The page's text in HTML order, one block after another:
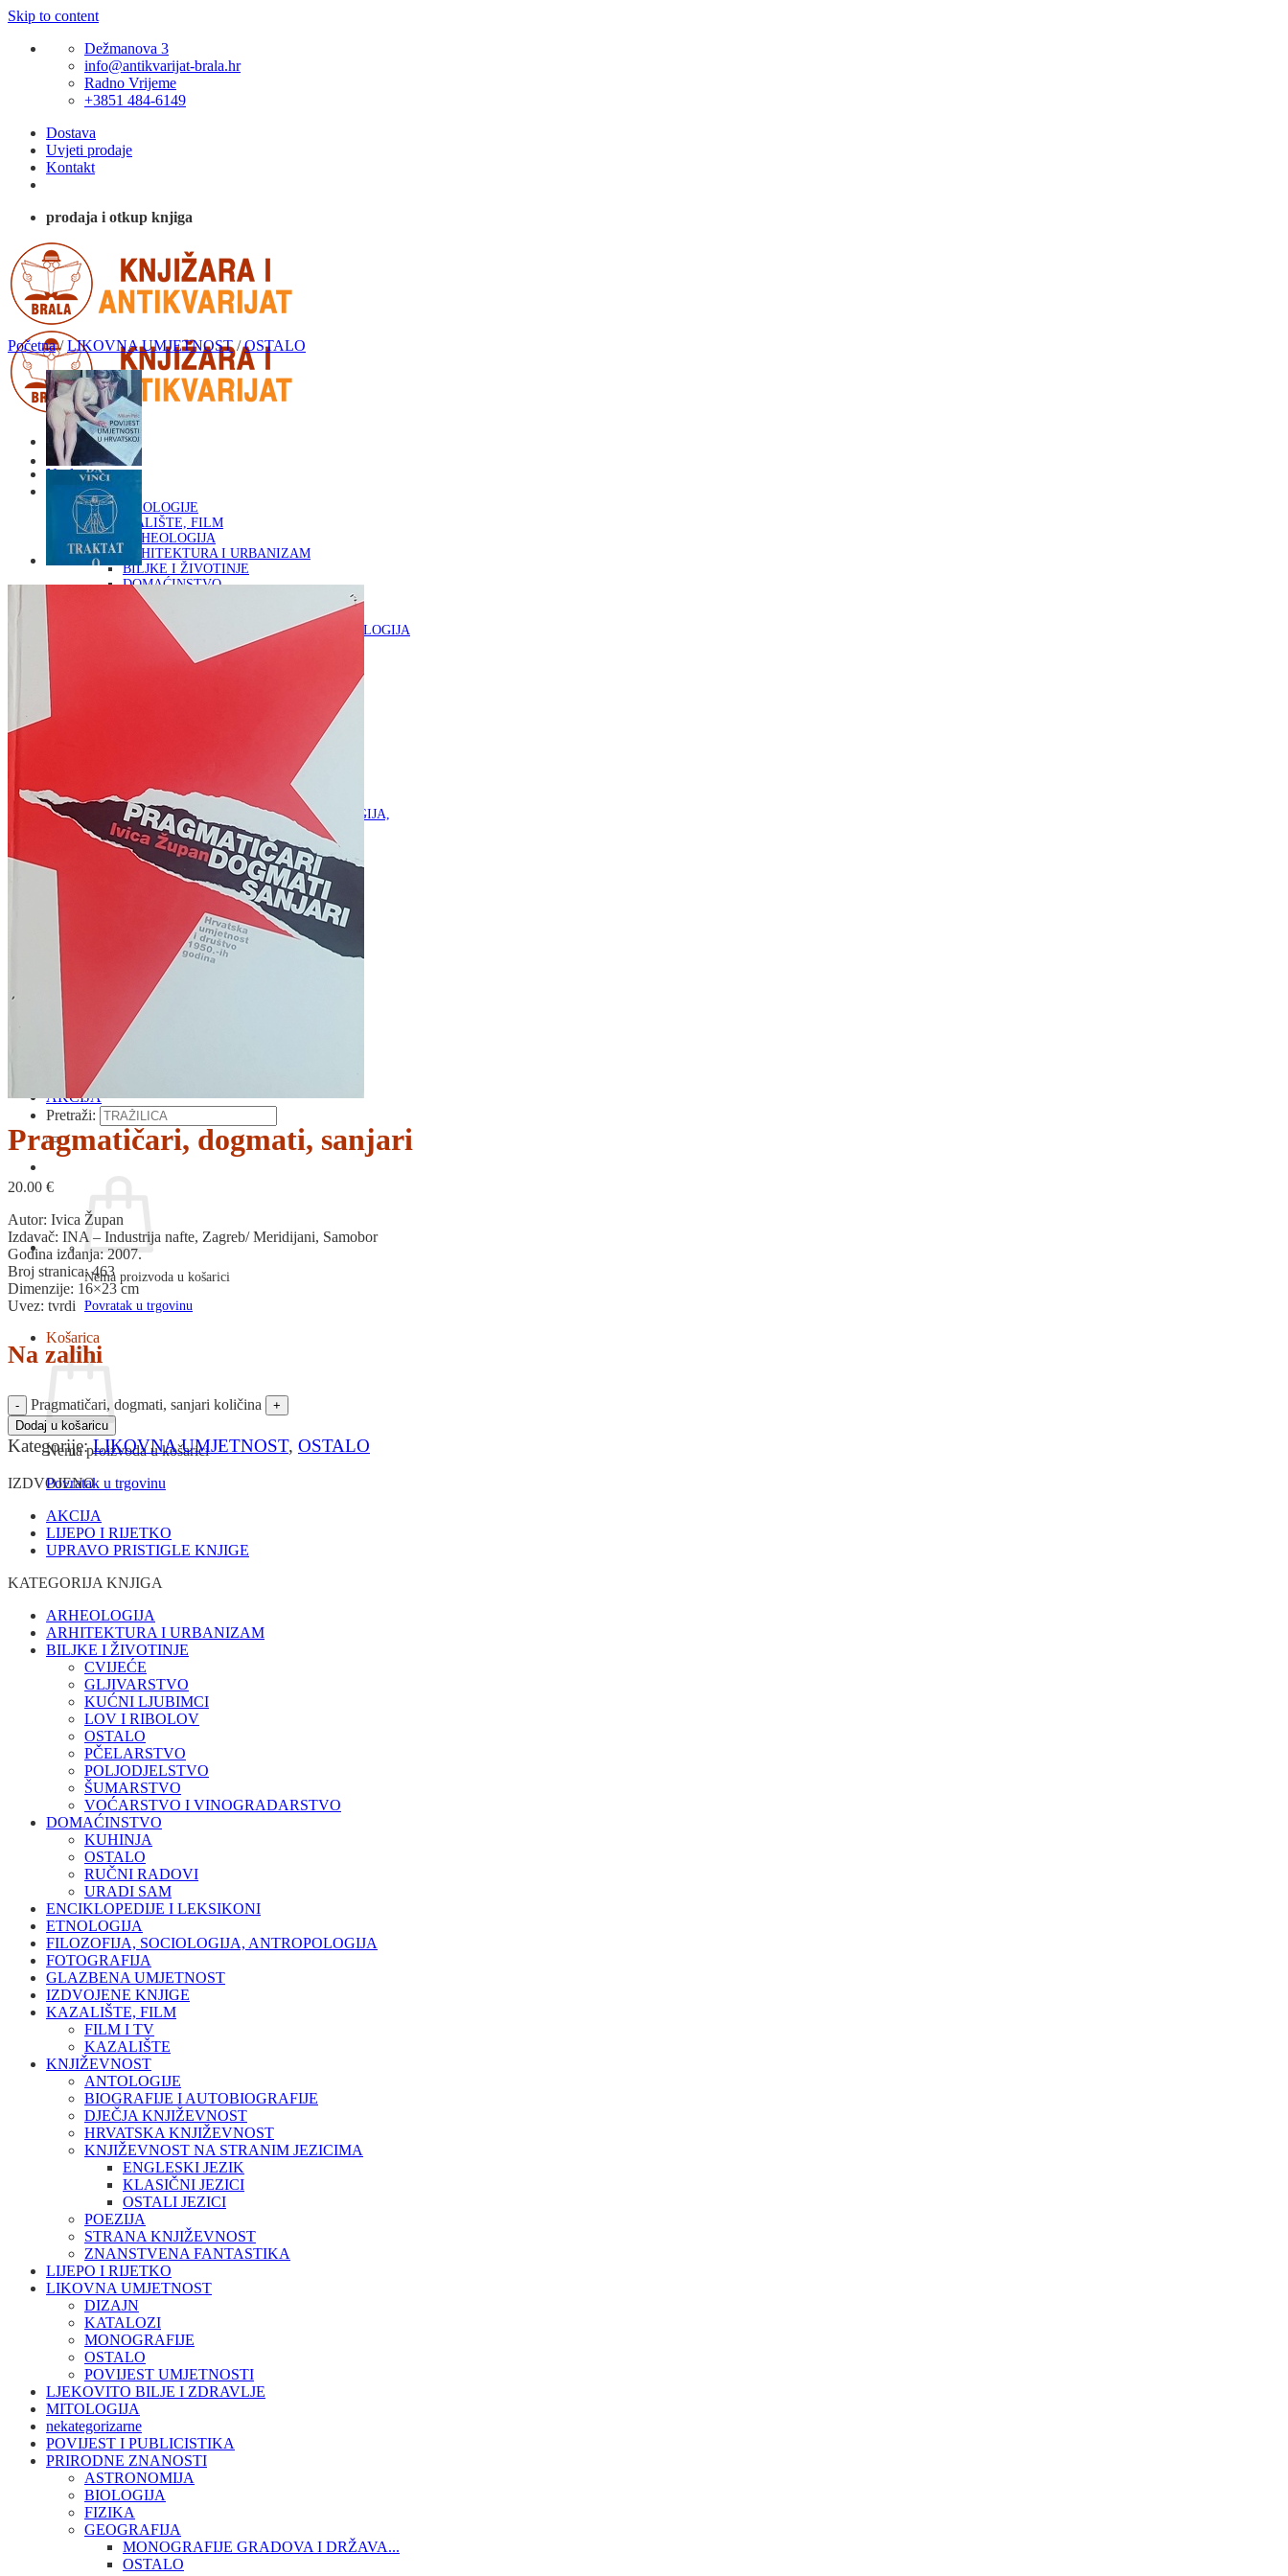
Skip to content
Dežmanova 3
info@antikvarijat-brala.hr
Radno Vrijeme
+3851 484-6149
Dostava
Uvjeti prodaje
Kontakt
prodaja i otkup knjiga
Naslovna
KNJIGE
OD ARHEOLOGIJE
DO KAZALIŠTE, FILM
ARHEOLOGIJA
ARHITEKTURA I URBANIZAM
BILJKE I ŽIVOTINJE
DOMAĆINSTVO
ENCIKLOPEDIJE I LEKSIKONI
ETNOLOGIJA
FILOZOFIJA, SOCIOLOGIJA, ANTROPOLOGIJA
FOTOGRAFIJA
GLAZBENA UMJETNOST
LJEKOVITO BILJE I ZDRAVLJE
POVIJEST I PUBLICISTIKA
PRIRODNE ZNANOSTI
PSIHOLOGIJA, POPULARNA PSIHOLOGIJA,
ALTERNATIVA
RAZNO
RELIGIJA
OD RJEČNIKA
RJEČNICI, GRAMATIKE, PRAVOPISI…
STRIPOVI
TEHNIČKE ZNANOSTI
TEORIJA I POVIJEST KNJIŽEVNOSTI
VEDUTE
ZAGREB
ZEMLJOVIDI
Otkup knjiga
O nama
Novosti
AKCIJA
Pretraži:
Nema proizvoda u košarici
Povratak u trgovinu
Košarica
Nema proizvoda u košarici
Povratak u trgovinu
Početna / LIKOVNA UMJETNOST / OSTALO
Pragmatičari, dogmati, sanjari
20.00 €
Autor: Ivica Župan
Izdavač: INA – Industrija nafte, Zagreb/ Meridijani, Samobor
Godina izdanja: 2007.
Broj stranica: 463
Dimenzije: 16×23 cm
Uvez: tvrdi
Na zalihi
Pragmatičari, dogmati, sanjari količina
Dodaj u košaricu
Kategorije:LIKOVNA UMJETNOST, OSTALO
IZDVOJENO
AKCIJA
LIJEPO I RIJETKO
UPRAVO PRISTIGLE KNJIGE
KATEGORIJA KNJIGA
ARHEOLOGIJA
ARHITEKTURA I URBANIZAM
BILJKE I ŽIVOTINJE
CVIJEĆE
GLJIVARSTVO
KUĆNI LJUBIMCI
LOV I RIBOLOV
OSTALO
PČELARSTVO
POLJODJELSTVO
ŠUMARSTVO
VOĆARSTVO I VINOGRADARSTVO
DOMAĆINSTVO
KUHINJA
OSTALO
RUČNI RADOVI
URADI SAM
ENCIKLOPEDIJE I LEKSIKONI
ETNOLOGIJA
FILOZOFIJA, SOCIOLOGIJA, ANTROPOLOGIJA
FOTOGRAFIJA
GLAZBENA UMJETNOST
IZDVOJENE KNJIGE
KAZALIŠTE, FILM
FILM I TV
KAZALIŠTE
KNJIŽEVNOST
ANTOLOGIJE
BIOGRAFIJE I AUTOBIOGRAFIJE
DJEČJA KNJIŽEVNOST
HRVATSKA KNJIŽEVNOST
KNJIŽEVNOST NA STRANIM JEZICIMA
ENGLESKI JEZIK
KLASIČNI JEZICI
OSTALI JEZICI
POEZIJA
STRANA KNJIŽEVNOST
ZNANSTVENA FANTASTIKA
LIJEPO I RIJETKO
LIKOVNA UMJETNOST
DIZAJN
KATALOZI
MONOGRAFIJE
OSTALO
POVIJEST UMJETNOSTI
LJEKOVITO BILJE I ZDRAVLJE
MITOLOGIJA
nekategorizarne
POVIJEST I PUBLICISTIKA
PRIRODNE ZNANOSTI
ASTRONOMIJA
BIOLOGIJA
FIZIKA
GEOGRAFIJA
MONOGRAFIJE GRADOVA I DRŽAVA...
OSTALO